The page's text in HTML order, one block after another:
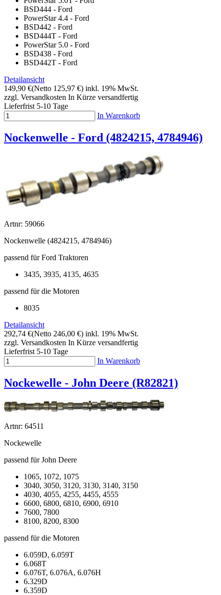
BSD444 - Ford
PowerStar 4.4 - Ford
BSD442 - Ford
BSD444T - Ford
PowerStar 5.0 - Ford
BSD438 - Ford
BSD442T - Ford
Detailansicht
149,90 €(Netto 125,97 €) inkl. 19% MwSt.
zzgl. Versandkosten In Kürze versandfertig
Lieferfrist 5-10 Tage
In Warenkorb
Nockenwelle - Ford (4824215, 4784946)
Artnr: 59066
Nockenwelle (4824215, 4784946)
passend für Ford Traktoren
3435, 3935, 4135, 4635
passend für die Motoren
8035
Detailansicht
292,74 €(Netto 246,00 €) inkl. 19% MwSt.
zzgl. Versandkosten In Kürze versandfertig
Lieferfrist 5-10 Tage
In Warenkorb
Nockewelle - John Deere (R82821)
Artnr: 64511
Nockewelle
passend für John Deere
1065, 1072, 1075
3040, 3050, 3120, 3130, 3140, 3150
4030, 4055, 4255, 4455, 4555
6600, 6800, 6810, 6900, 6910
7600, 7800
8100, 8200, 8300
passend für die Motoren
6.059D, 6.059T
6.068T
6.076T, 6.076A, 6.076H
6.329D
6.359D